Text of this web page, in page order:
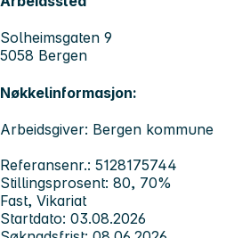
Solheimsgaten 9
5058 Bergen
Nøkkelinformasjon:
Arbeidsgiver: Bergen kommune
Referansenr.: 5128175744
Stillingsprosent: 80, 70%
Fast, Vikariat
Startdato: 03.08.2026